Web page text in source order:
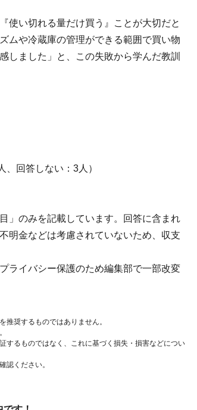
使い切れる量だけ買う』ことが大切だと
ムや冷蔵庫の管理ができる範囲で買い物
しました」と、この失敗から学んだ教訓
回答しない：3人）
」のみを記載しています。回答に含まれ
明金などは考慮されていないため、収支
ライバシー保護のため編集部で一部改変
奨するものではありません。
するものではなく、これに基づく損失・損害などについ
認ください。